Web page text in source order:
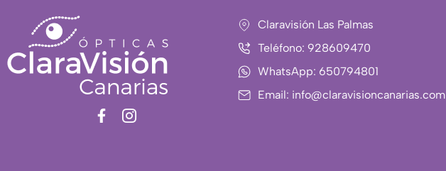
F
I
Claravisión Las Palmas
Teléfono: 928609470
WhatsApp: 650794801
Email: info@claravisioncanarias.com